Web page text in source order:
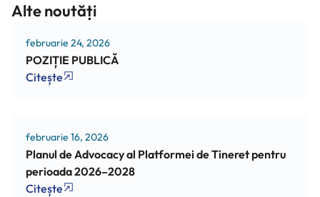
Alte noutăți
februarie 24, 2026
POZIȚIE PUBLICĂ
Citește
februarie 16, 2026
Planul de Advocacy al Platformei de Tineret pentru
perioada 2026–2028
Citește